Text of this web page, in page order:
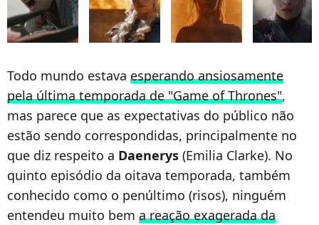
Todo mundo estava esperando ansiosamente
pela última temporada de "Game of Thrones",
mas parece que as expectativas do público não
estão sendo correspondidas, principalmente no
que diz respeito a Daenerys (Emilia Clarke). No
quinto episódio da oitava temporada, também
conhecido como o penúltimo (risos), ninguém
entendeu muito bem a reação exagerada da